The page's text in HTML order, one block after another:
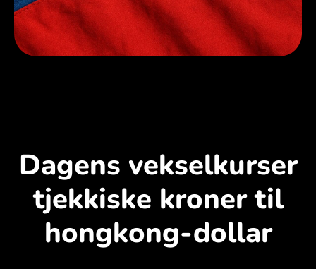
Dagens vekselkurser
tjekkiske kroner til
hongkong-dollar